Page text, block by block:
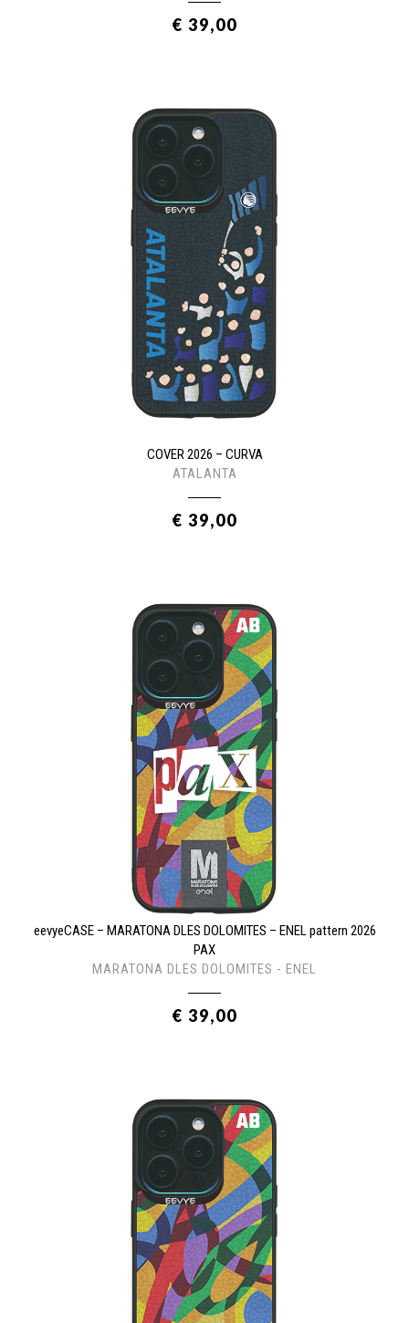
€ 39,00
COVER 2026 – CURVA
ATALANTA
€ 39,00
eevyeCASE – MARATONA DLES DOLOMITES – ENEL pattern 2026
PAX
MARATONA DLES DOLOMITES - ENEL
€ 39,00